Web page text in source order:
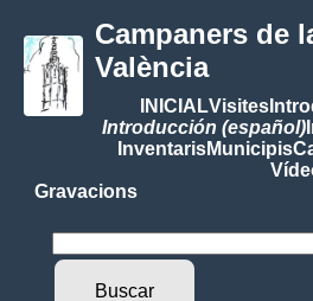
Campaners de
València
INICIALVisites
Introducción (español)
InventarisMunicipis
Gravacions